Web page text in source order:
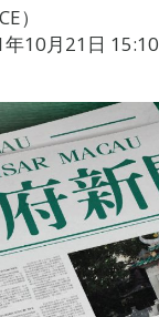
）
10月21日 15:10